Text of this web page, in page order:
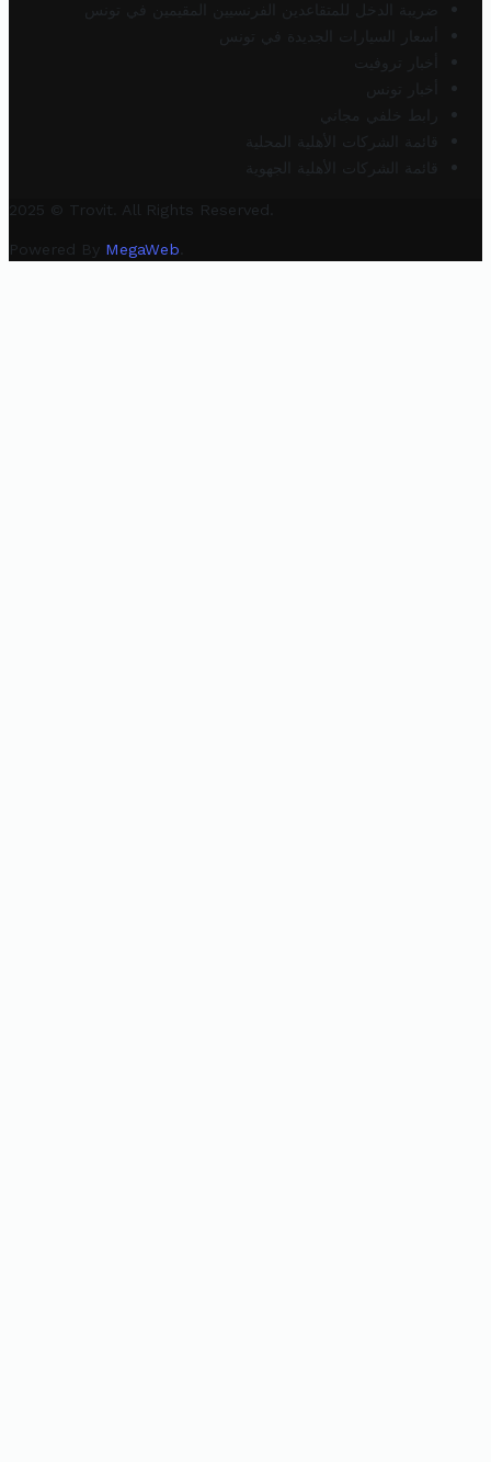
ضريبة الدخل للمتقاعدين الفرنسيين المقيمين في تونس
أسعار السيارات الجديدة في تونس
أخبار تروفيت
أخبار تونس
رابط خلفي مجاني
قائمة الشركات الأهلية المحلية
قائمة الشركات الأهلية الجهوية
2025 © Trovit. All Rights Reserved.
Powered By MegaWeb